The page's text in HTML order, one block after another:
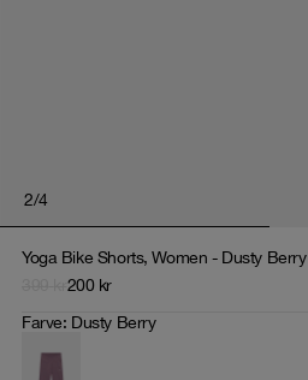
2/4
Yoga Bike Shorts, Women - Dusty Berry
200 kr
Farve: Dusty Berry